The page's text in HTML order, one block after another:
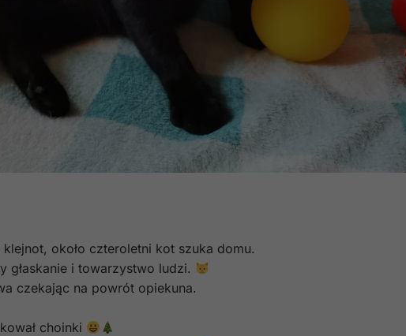
około czteroletni kot szuka domu.
głaskanie i towarzystwo ludzi.
czekając na powrót opiekuna.
choinki